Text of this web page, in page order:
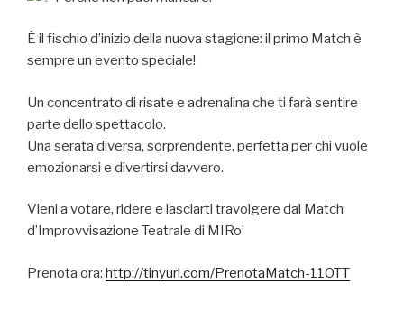
È il fischio d’inizio della nuova stagione: il primo Match è
sempre un evento speciale!
Un concentrato di risate e adrenalina che ti farà sentire
parte dello spettacolo.
Una serata diversa, sorprendente, perfetta per chi vuole
emozionarsi e divertirsi davvero.
Vieni a votare, ridere e lasciarti travolgere dal Match
d’Improvvisazione Teatrale di MIRo’
Prenota ora: http://tinyurl.com/PrenotaMatch-11OTT